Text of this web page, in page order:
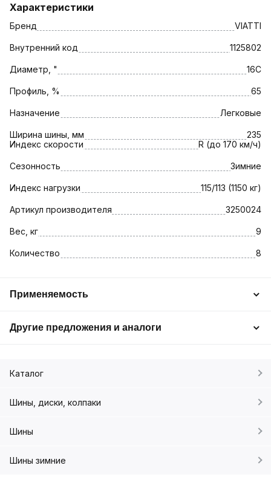
Характеристики
Бренд VIATTI
Внутренний код 1125802
Диаметр, " 16C
Профиль, % 65
Назначение Легковые
Ширина шины, мм
235
Индекс скорости
R (до 170 км/ч)
Сезонность Зимние
Индекс нагрузки 115/113 (1150 кг)
Артикул производителя 3250024
Вес, кг 9
Количество 8
Применяемость
Другие предложения и аналоги
Каталог
Шины, диски, колпаки
Шины
Шины зимние